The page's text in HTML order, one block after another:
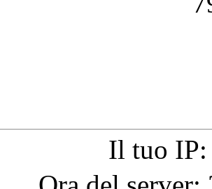
Il tuo IP: